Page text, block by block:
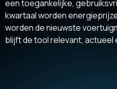
een toegankelijke,
kwartaal worden
worden de nieuwste
blijft de tool relevant, actueel